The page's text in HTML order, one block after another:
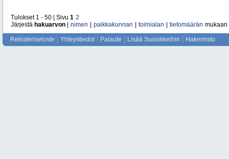
Tulokset 1 - 50 | Sivu 1 2
Järjestä hakuarvon nimen paikkakunnan toimialan tietomäärän mukaan
Rekisteriseloste Yhteystiedot Palaute Lisää Suosikkeihin Hakemisto